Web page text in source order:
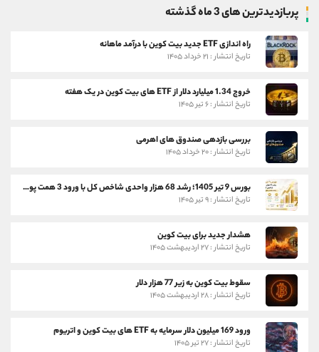
پربازدیدترین های 3 ماه گذشته
راه اندازی ETF جدید بیت کوین با درآمد ماهانه
تاریخ انتشار : ۲۱ خرداد ۱۴۰۵
خروج 1.34 میلیارد دلار از ETF های بیت کوین در یک هفته
تاریخ انتشار : ۶ تیر ۱۴۰۵
بررسی بازدهی صندوق های اهرمی
تاریخ انتشار : ۲۰ خرداد ۱۴۰۵
بورس 9 تیر 1405؛ رشد 68 هزار واحدی شاخص کل با ورود 3 همت پول حقیقی
تاریخ انتشار : ۹ تیر ۱۴۰۵
هشدار جدید برای بیت کوین
تاریخ انتشار : ۲۷ اردیبهشت ۱۴۰۵
سقوط بیت کوین به زیر 77 هزار دلار
تاریخ انتشار : ۲۸ اردیبهشت ۱۴۰۵
ورود 169 میلیون دلار سرمایه به ETF های بیت کوین و اتریوم
تاریخ انتشار : ۲۷ تیر ۱۴۰۵